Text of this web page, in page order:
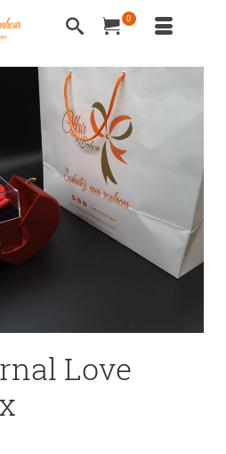
0
Love